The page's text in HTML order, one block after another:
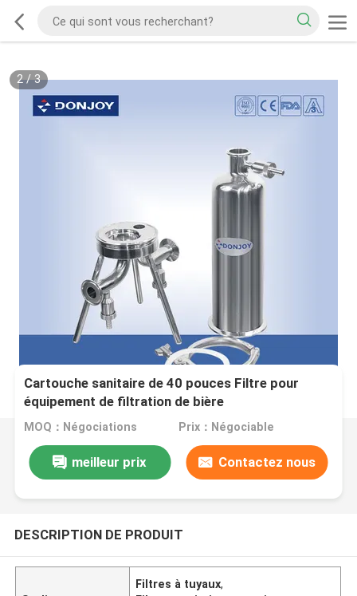
2/3
Cartouche sanitaire de 40 pouces Filtre pour
équipement de filtration de bière
MOQ：Négociations Prix：Négociable
meilleur prix Contactez nous
DESCRIPTION DE PRODUIT
Filtres à tuyaux,